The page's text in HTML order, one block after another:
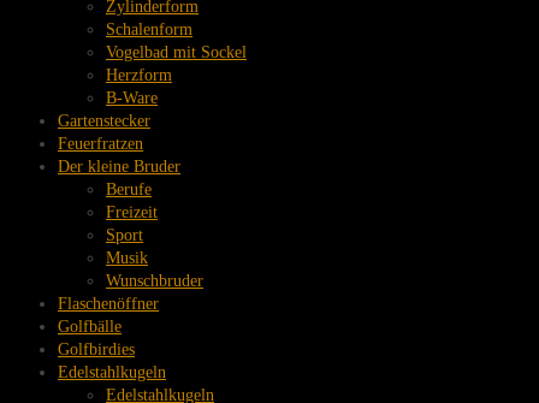
Zylinderform
Schalenform
Vogelbad mit Sockel
Herzform
B-Ware
Gartenstecker
Feuerfratzen
Der kleine Bruder
Berufe
Freizeit
Sport
Musik
Wunschbruder
Flaschenöffner
Golfbälle
Golfbirdies
Edelstahlkugeln
Edelstahlkugeln